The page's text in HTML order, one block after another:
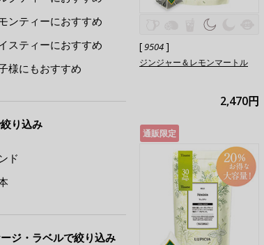
[9504]
ジンジャー＆レモンマートル
2,470円
通販限定
ンティーにおすすめ
スティーにおすすめ
様にもおすすめ
り込み
ド
ジ・ラベルで絞り込み